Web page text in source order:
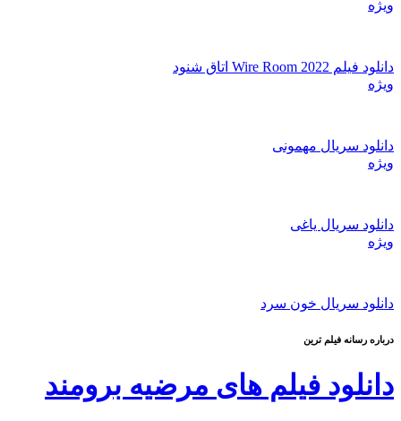
ویژه
دانلود فیلم Wire Room 2022 اتاق شنود
ویژه
دانلود سریال مهمونی
ویژه
دانلود سریال یاغی
ویژه
دانلود سریال خون سرد
درباره رسانه فیلم ترین
دانلود فیلم های مرضیه برومند